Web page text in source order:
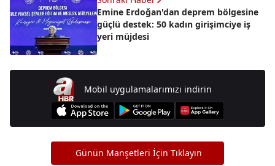
Emine Erdoğan'dan deprem bölgesine
güçlü destek: 50 kadın girişimciye iş
yeri müjdesi
Mobil uygulamalarımızı indirin
Günün Manşetleri İçin Tıklayın